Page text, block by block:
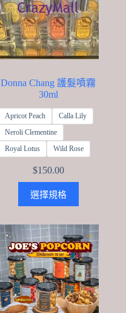
Donna Chang 護髮噴霧
30ml
Apricot Peach
Calla Lily
Neroli Clementine
Royal Lotus
Wild Rose
$150.00
選擇規格
product
has
variants.
The
options
may
be
chosen
on
the